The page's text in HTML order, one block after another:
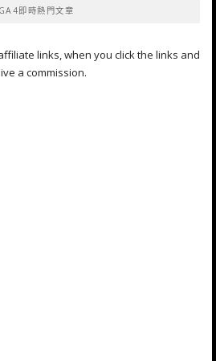
GA4即時熱門文章
links, when you click the links and
a commission.